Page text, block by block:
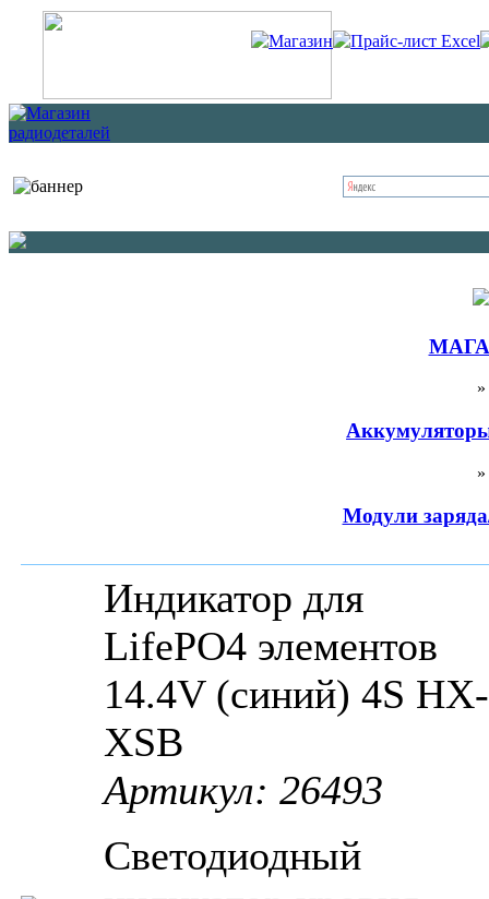
Магазин Прайс-лист Excel
»
»
Модули
Индикатор для
LifePO4 элементов
14.4V (синий) 4S НХ-
XSB
Артикул: 26493
Светодиодный